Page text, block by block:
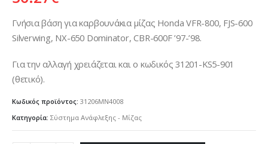
Γνήσια βάση για καρβουνάκια μίζας Honda VFR-800, FJS-600
Silverwing, NX-650 Dominator, CBR-600F ’97-’98.
Για την αλλαγή χρειάζεται και ο κωδικός 31201-KS5-901
(θετικό).
Κωδικός προϊόντος: 31206MN4008
Κατηγορία: Σύστημα Ανάφλεξης - Μίζας